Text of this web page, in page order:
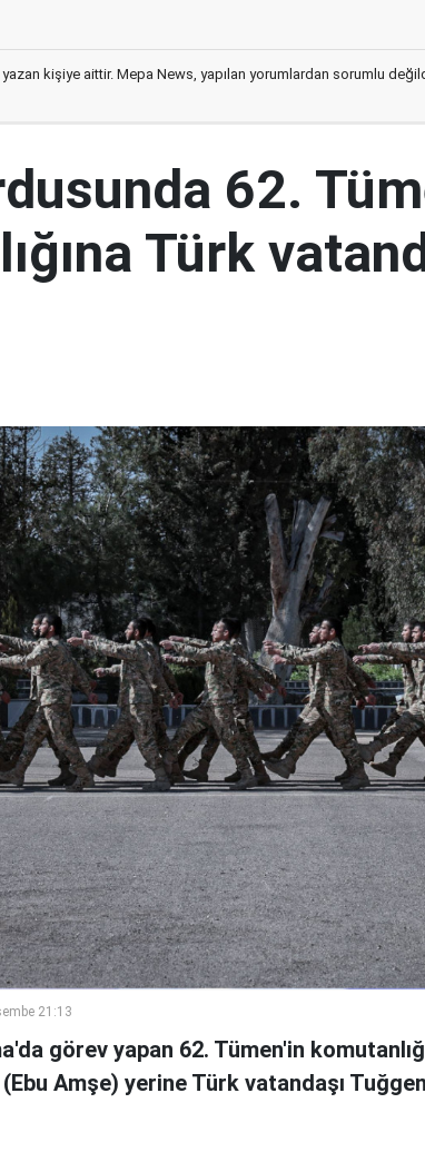
kişiye aittir. Mepa News, yapılan yorumlardan sorumlu
62.
Türk
21:13
görev yapan 62. Tümen'in
Amşe) yerine Türk vatandaşı